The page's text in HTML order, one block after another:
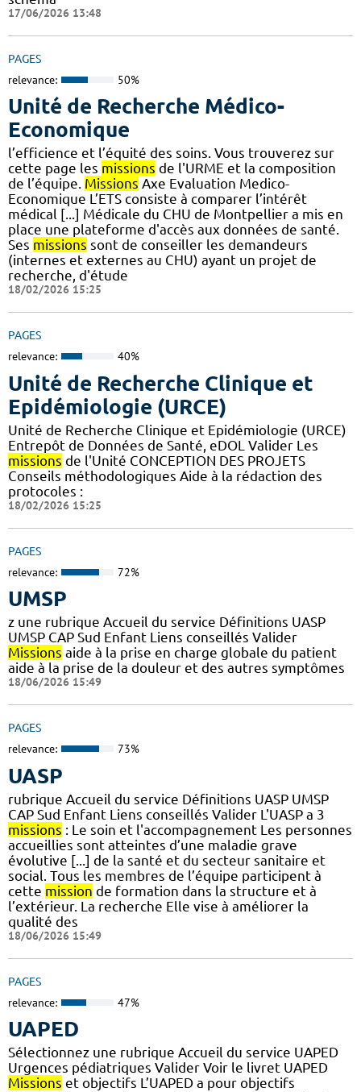
17/06/2026 13:48
PAGES
relevance: 50%
Unité de Recherche Médico-
Economique
l’efficience et l’équité des soins. Vous trouverez sur
cette page les missions de l'URME et la composition
de l’équipe. Missions Axe Evaluation Medico-
Economique L’ETS consiste à comparer l’intérêt
médical [...] Médicale du CHU de Montpellier a mis en
place une plateforme d'accès aux données de santé.
Ses missions sont de conseiller les demandeurs
(internes et externes au CHU) ayant un projet de
recherche, d'étude
18/02/2026 15:25
PAGES
relevance: 40%
Unité de Recherche Clinique et
Epidémiologie (URCE)
Unité de Recherche Clinique et Epidémiologie (URCE)
Entrepôt de Données de Santé, eDOL Valider Les
missions de l'Unité CONCEPTION DES PROJETS
Conseils méthodologiques Aide à la rédaction des
protocoles :
18/02/2026 15:25
PAGES
relevance: 72%
UMSP
z une rubrique Accueil du service Définitions UASP
UMSP CAP Sud Enfant Liens conseillés Valider
Missions aide à la prise en charge globale du patient
aide à la prise de la douleur et des autres symptômes
18/06/2026 15:49
PAGES
relevance: 73%
UASP
rubrique Accueil du service Définitions UASP UMSP
CAP Sud Enfant Liens conseillés Valider L'UASP a 3
missions : Le soin et l'accompagnement Les personnes
accueillies sont atteintes d’une maladie grave
évolutive [...] de la santé et du secteur sanitaire et
social. Tous les membres de l’équipe participent à
cette mission de formation dans la structure et à
l’extérieur. La recherche Elle vise à améliorer la
qualité des
18/06/2026 15:49
PAGES
relevance: 47%
UAPED
Sélectionnez une rubrique Accueil du service UAPED
Urgences pédiatriques Valider Voir le livret UAPED
Missions et objectifs L’UAPED a pour objectifs